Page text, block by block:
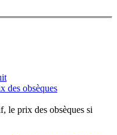
des obsèques
le prix des obsèques si